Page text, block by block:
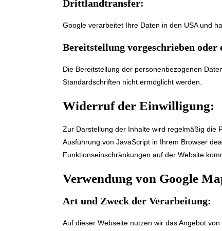
Drittlandtransfer:
Google verarbeitet Ihre Daten in den USA und
Bereitstellung vorgeschrieben
Die Bereitstellung der personenbezogenen
Standardschriften nicht ermöglicht werden.
Widerruf der Einwilligung:
Zur Darstellung der Inhalte wird regelmäßig die
Ausführung von JavaScript in Ihrem Browser
Funktionseinschränkungen auf der Website
Verwendung von Google
Art und Zweck der Verarbeitung:
Auf dieser Webseite nutzen wir das Angebot